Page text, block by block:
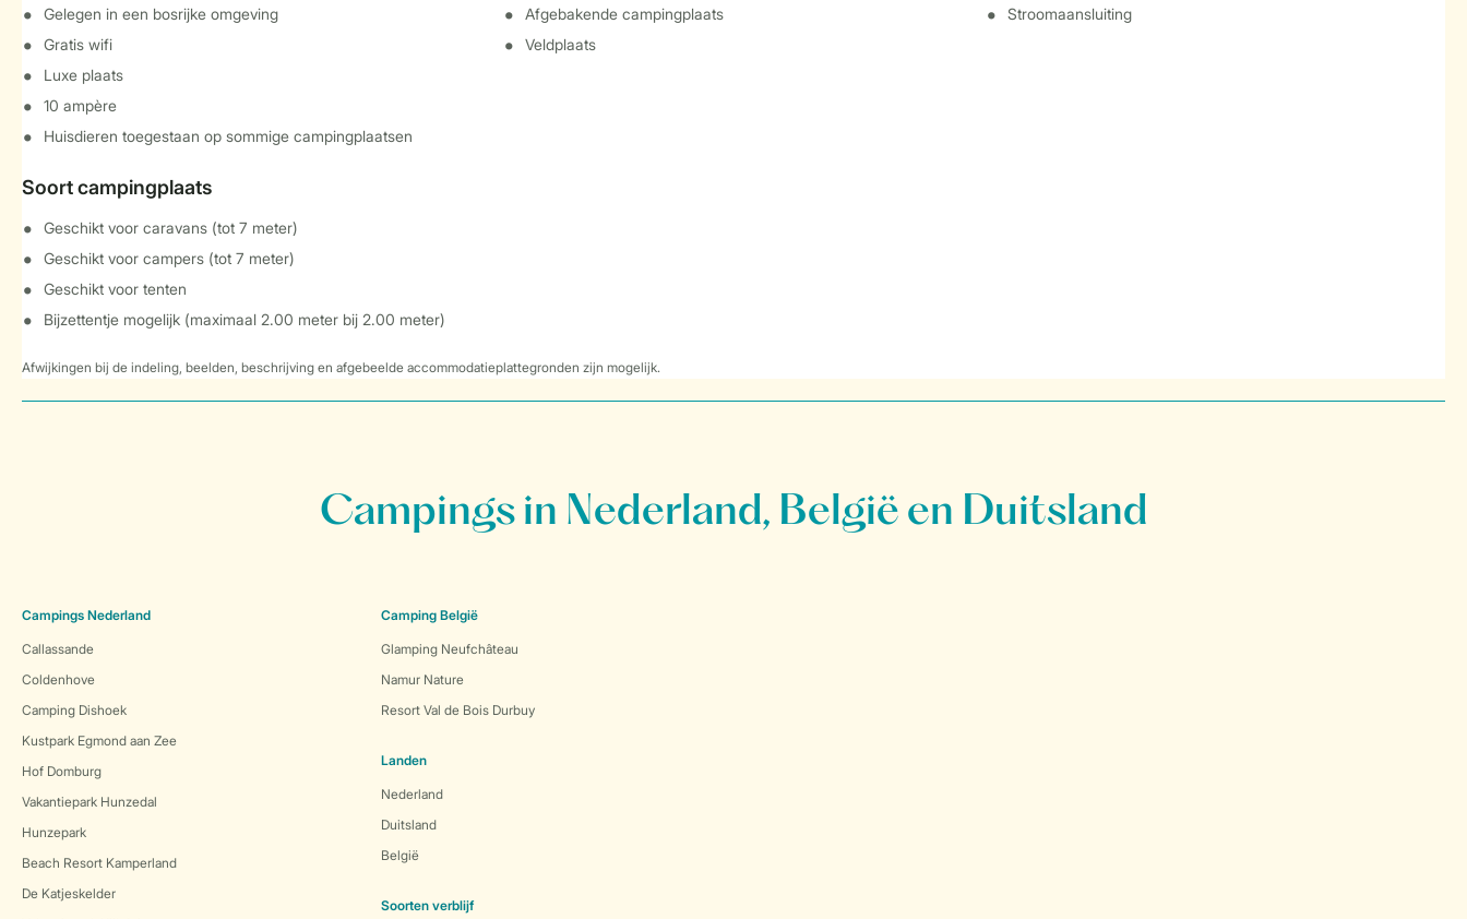
Gelegen in een bosrijke omgeving
Gratis wifi
Luxe plaats
10 ampère
Huisdieren toegestaan op sommige campingplaatsen
Soort campingplaats
Geschikt voor caravans (tot 7 meter)
Geschikt voor campers (tot 7 meter)
Geschikt voor tenten
Bijzettentje mogelijk (maximaal 2.00 meter bij 2.00 meter)
Afgebakende campingplaats
Veldplaats
Stroomaansluiting
Afwijkingen bij de indeling, beelden, beschrijving en afgebeelde accommodatieplattegronden zijn mogelijk.
Campings in Nederland, België en Duitsland
Campings Nederland
Callassande
Coldenhove
Camping Dishoek
Kustpark Egmond aan Zee
Hof Domburg
Vakantiepark Hunzedal
Hunzepark
Beach Resort Kamperland
De Katjeskelder
Camping België
Glamping Neufchâteau
Namur Nature
Resort Val de Bois Durbuy
Landen
Nederland
Duitsland
België
Soorten verblijf